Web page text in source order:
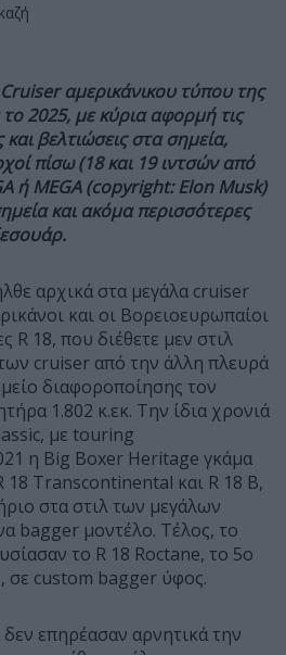
αμερικάνικου τύπου της
2025, με κύρια αφορμή τις
βελτιώσεις στα σημεία,
πίσω (18 και 19 ιντσών από
ή MEGA (copyright: Elon Musk)
και ακόμα περισσότερες
αρχικά στα μεγάλα cruiser
και οι Βορειοευρωπαίοι
R 18, που διέθετε μεν στιλ
cruiser από την άλλη πλευρά
διαφοροποίησης τον
1.802 κ.εκ. Την ίδια χρονιά
με touring
η Big Boxer Heritage γκάμα
18 Transcontinental και R 18 B,
στα στιλ των μεγάλων
bagger μοντέλο. Τέλος, το
το R 18 Roctane, το 5ο
σε custom bagger ύφος.
επηρέασαν αρνητικά την